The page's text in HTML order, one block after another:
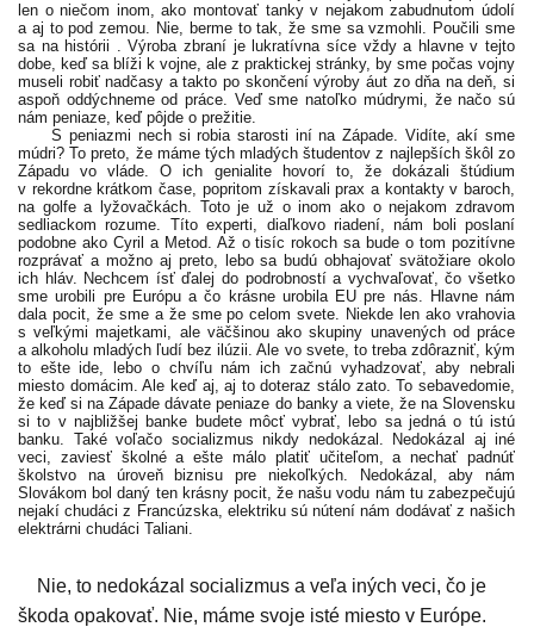
len o niečom inom, ako montovať tanky v nejakom zabudnutom údolí
a aj to pod zemou. Nie, berme to tak, že sme sa vzmohli. Poučili sme
sa na histórii . Výroba zbraní je lukratívna síce vždy a hlavne v tejto
dobe, keď sa blíži k vojne, ale z praktickej stránky, by sme počas vojny
museli robiť nadčasy a takto po skončení výroby áut zo dňa na deň, si
aspoň oddýchneme od práce. Veď sme natoľko múdrymi, že načo sú
nám peniaze, keď pôjde o prežitie.
S peniazmi nech si robia starosti iní na Západe. Vidíte, akí sme
múdri? To preto, že máme tých mladých študentov z najlepších škôl zo
Západu vo vláde. O ich genialite hovorí to, že dokázali štúdium
v rekordne krátkom čase, popritom získavali prax a kontakty v baroch,
na golfe a lyžovačkách. Toto je už o inom ako o nejakom zdravom
sedliackom rozume. Títo experti, diaľkovo riadení, nám boli poslaní
podobne ako Cyril a Metod. Až o tisíc rokoch sa bude o tom pozitívne
rozprávať a možno aj preto, lebo sa budú obhajovať svätožiare okolo
ich hláv. Nechcem ísť ďalej do podrobností a vychvaľovať, čo všetko
sme urobili pre Európu a čo krásne urobila EU pre nás. Hlavne nám
dala pocit, že sme a že sme po celom svete. Niekde len ako vrahovia
s veľkými majetkami, ale väčšinou ako skupiny unavených od práce
a alkoholu mladých ľudí bez ilúzii. Ale vo svete, to treba zdôrazniť, kým
to ešte ide, lebo o chvíľu nám ich začnú vyhadzovať, aby nebrali
miesto domácim. Ale keď aj, aj to doteraz stálo zato. To sebavedomie,
že keď si na Západe dávate peniaze do banky a viete, že na Slovensku
si to v najbližšej banke budete môcť vybrať, lebo sa jedná o tú istú
banku. Také voľačo socializmus nikdy nedokázal. Nedokázal aj iné
veci, zaviesť školné a ešte málo platiť učiteľom, a nechať padnúť
školstvo na úroveň biznisu pre niekoľkých. Nedokázal, aby nám
Slovákom bol daný ten krásny pocit, že našu vodu nám tu zabezpečujú
nejakí chudáci z Francúzska, elektriku sú nútení nám dodávať z našich
elektrárni chudáci Taliani.
Nie, to nedokázal socializmus a veľa iných veci, čo je
škoda opakovať. Nie, máme svoje isté miesto v Európe.